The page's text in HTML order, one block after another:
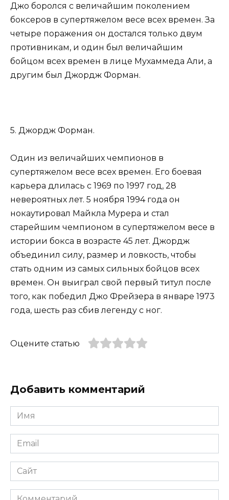
Джо боролся с величайшим поколением
боксеров в супертяжелом весе всех времен. За
четыре поражения он достался только двум
противникам, и один был величайшим
бойцом всех времен в лице Мухаммеда Али, а
другим был Джордж Форман.
5. Джордж Форман.
Один из величайших чемпионов в
супертяжелом весе всех времен. Его боевая
карьера длилась с 1969 по 1997 год, 28
невероятных лет. 5 ноября 1994 года он
нокаутировал Майкла Мурера и стал
старейшим чемпионом в супертяжелом весе в
истории бокса в возрасте 45 лет. Джордж
объединил силу, размер и ловкость, чтобы
стать одним из самых сильных бойцов всех
времен. Он выиграл свой первый титул после
того, как победил Джо Фрейзера в январе 1973
года, шесть раз сбив легенду с ног.
Оцените статью
Добавить комментарий
Имя
*
Email
*
Сайт
Комментарий